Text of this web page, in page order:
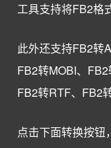
工具支持将FB2格
此外还支持FB2转
FB2转MOBI、
FB2转RTF、FB2
点击下面转换按钮